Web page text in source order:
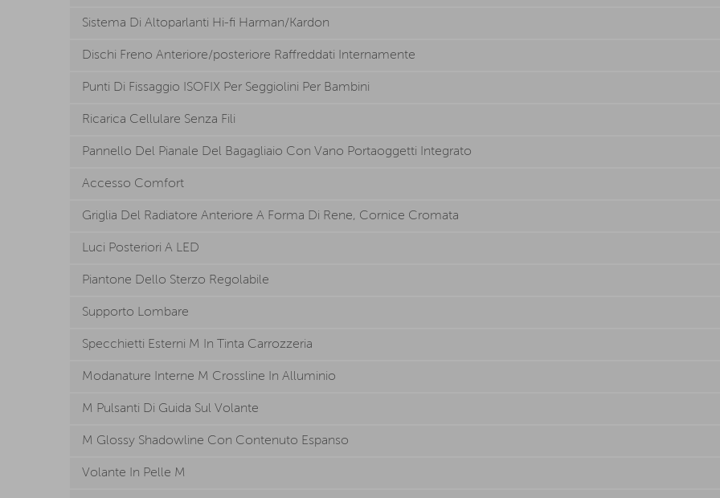
Sistema Di Altoparlanti Hi-fi Harman/Kardon
Dischi Freno Anteriore/posteriore Raffreddati Internamente
Punti Di Fissaggio ISOFIX Per Seggiolini Per Bambini
Ricarica Cellulare Senza Fili
Pannello Del Pianale Del Bagagliaio Con Vano Portaoggetti Integrato
Accesso Comfort
Griglia Del Radiatore Anteriore A Forma Di Rene, Cornice Cromata
Luci Posteriori A LED
Piantone Dello Sterzo Regolabile
Supporto Lombare
Specchietti Esterni M In Tinta Carrozzeria
Modanature Interne M Crossline In Alluminio
M Pulsanti Di Guida Sul Volante
M Glossy Shadowline Con Contenuto Espanso
Volante In Pelle M